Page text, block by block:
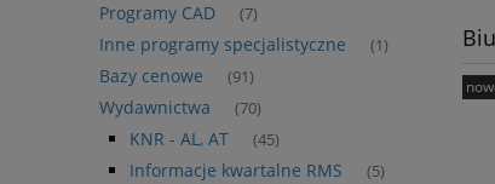
Programy CAD (7)
Inne programy specjalistyczne (1)
Bazy cenowe (91)
Wydawnictwa (70)
KNR - AL, AT (45)
Informacje kwartalne RMS (5)